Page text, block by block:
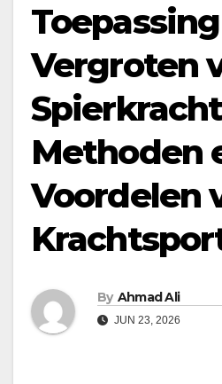
Vergroten
Methoden
Voordelen
By Ahmad Ali
JUN 23, 2026